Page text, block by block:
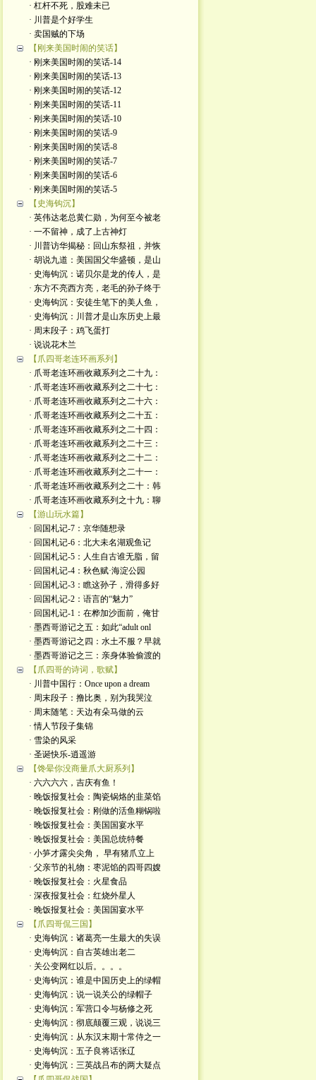
· 杠杆不死，股难未已
· 川普是个好学生
· 卖国贼的下场
【刚来美国时闹的笑话】
· 刚来美国时闹的笑话-14
· 刚来美国时闹的笑话-13
· 刚来美国时闹的笑话-12
· 刚来美国时闹的笑话-11
· 刚来美国时闹的笑话-10
· 刚来美国时闹的笑话-9
· 刚来美国时闹的笑话-8
· 刚来美国时闹的笑话-7
· 刚来美国时闹的笑话-6
· 刚来美国时闹的笑话-5
【史海钩沉】
· 英伟达老总黄仁勋，为何至今被老
· 一不留神，成了上古神灯
· 川普访华揭秘：回山东祭祖，并恢
· 胡说九道：美国国父华盛顿，是山
· 史海钩沉：诺贝尔是龙的传人，是
· 东方不亮西方亮，老毛的孙子终于
· 史海钩沉：安徒生笔下的美人鱼，
· 史海钩沉：川普才是山东历史上最
· 周末段子：鸡飞蛋打
· 说说花木兰
【爪四哥老连环画系列】
· 爪哥老连环画收藏系列之二十九：
· 爪哥老连环画收藏系列之二十七：
· 爪哥老连环画收藏系列之二十六：
· 爪哥老连环画收藏系列之二十五：
· 爪哥老连环画收藏系列之二十四：
· 爪哥老连环画收藏系列之二十三：
· 爪哥老连环画收藏系列之二十二：
· 爪哥老连环画收藏系列之二十一：
· 爪哥老连环画收藏系列之二十：韩
· 爪哥老连环画收藏系列之十九：聊
【游山玩水篇】
· 回国札记-7：京华随想录
· 回国札记-6：北大未名湖观鱼记
· 回国札记-5：人生自古谁无脂，留
· 回国札记-4：秋色赋·海淀公园
· 回国札记-3：瞧这孙子，滑得多好
· 回国札记-2：语言的“魅力”
· 回国札记-1：在桦加沙面前，俺甘
· 墨西哥游记之五：如此“adult onl
· 墨西哥游记之四：水土不服？早就
· 墨西哥游记之三：亲身体验偷渡的
【爪四哥的诗词，歌赋】
· 川普中国行：Once upon a dream
· 周末段子：撸比奥，别为我哭泣
· 周末随笔：天边有朵马做的云
· 情人节段子集锦
· 雪染的风采
· 圣诞快乐-逍遥游
【馋晕你没商量爪大厨系列】
· 六六六六，吉庆有鱼！
· 晚饭报复社会：陶瓷锅烙的韭菜馅
· 晚饭报复社会：刚做的活鱼糊锅啦
· 晚饭报复社会：美国国宴水平
· 晚饭报复社会：美国总统特餐
· 小笋才露尖尖角， 早有猪爪立上
· 父亲节的礼物：枣泥馅的四哥四嫂
· 晚饭报复社会：火星食品
· 深夜报复社会：红烧外星人
· 晚饭报复社会：美国国宴水平
【爪四哥侃三国】
· 史海钩沉：诸葛亮一生最大的失误
· 史海钩沉：自古英雄出老二
· 关公变网红以后。。。。
· 史海钩沉：谁是中国历史上的绿帽
· 史海钩沉：说一说关公的绿帽子
· 史海钩沉：军营口令与杨修之死
· 史海钩沉：彻底颠覆三观，说说三
· 史海钩沉：从东汉末期十常侍之一
· 史海钩沉：五子良将话张辽
· 史海钩沉：三英战吕布的两大疑点